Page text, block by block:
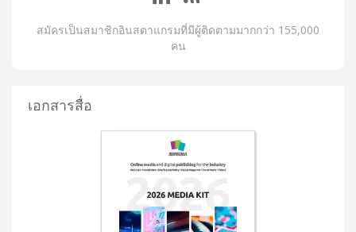
สมัครเป็นสมาชิกอินสตาแกรมที่มีผู้ติดตามมากกว่า 155,000
คน
เอกสารสื่อ